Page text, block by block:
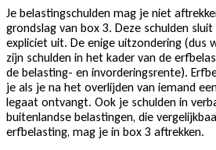
Je belastingschulden mag je niet
grondslag van box 3. Deze schulden
expliciet uit. De enige uitzondering (dus
zijn schulden in het kader van de
de belasting- en invorderingsrente).
je als je na het overlijden van iemand
legaat ontvangt. Ook je schulden in
buitenlandse belastingen, die
erfbelasting, mag je in box 3 aftrekken.